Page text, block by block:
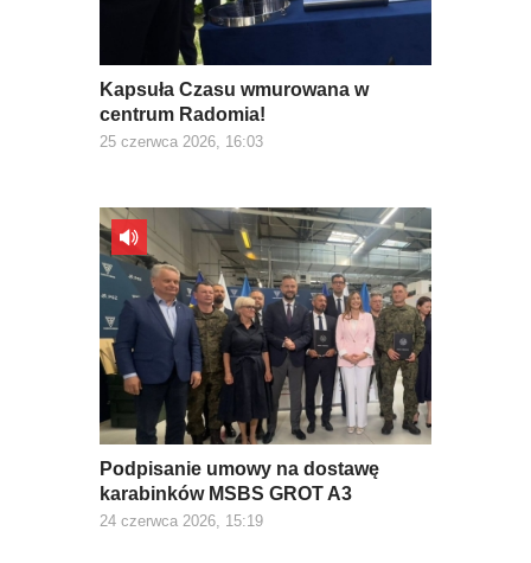
Kapsuła Czasu wmurowana w
centrum Radomia!
25 czerwca 2026, 16:03
Podpisanie umowy na dostawę
karabinków MSBS GROT A3
24 czerwca 2026, 15:19